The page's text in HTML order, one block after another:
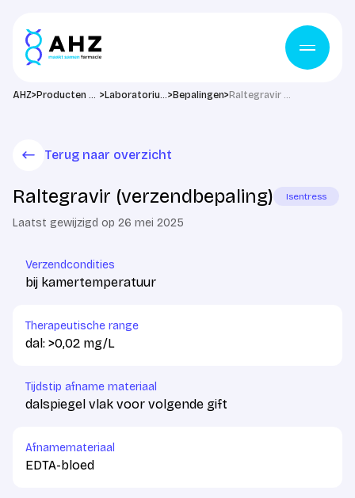
AHZ> Producten & diensten > Laboratorium> Bepalingen> Raltegravir (verzendbepaling)
Terug naar overzicht
Raltegravir (verzendbepaling) Isentress
Laatst gewijzigd op 26 mei 2025
Verzendcondities
bij kamertemperatuur
Therapeutische range
dal: >0,02 mg/L
Tijdstip afname materiaal
dalspiegel vlak voor volgende gift
Afnamemateriaal
EDTA-bloed